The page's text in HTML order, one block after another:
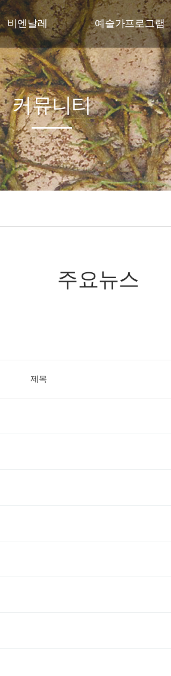
비엔날레
엔날레 행사개요
주제
프로그램
전시작품
관람안내
지난비엔날레
예술가프로그램
야투자연미술의 집
야투자연미술레지던스
국제협력프로젝트
커뮤니티
주요뉴스
제목